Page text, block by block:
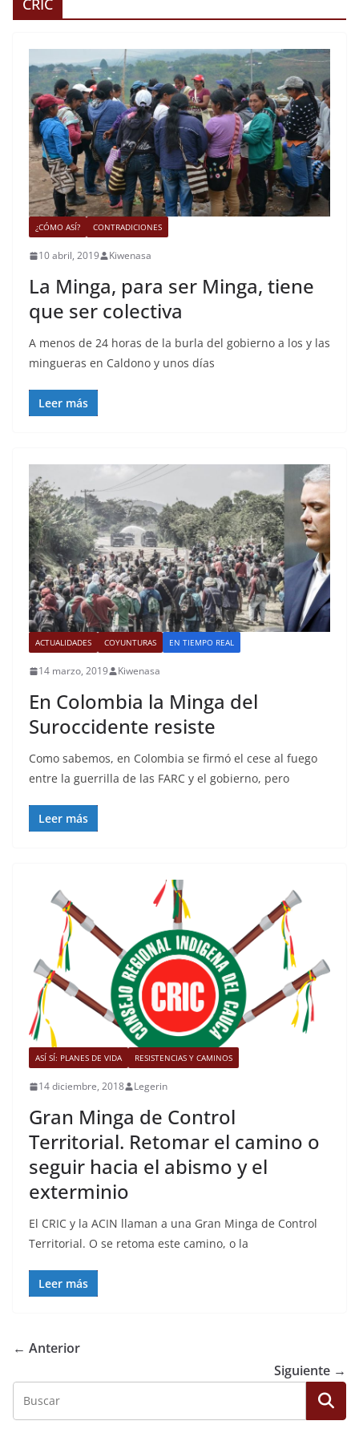
CRIC
¿CÓMO ASÍ? CONTRADICIONES
10 abril, 2019 Kiwenasa
La Minga, para ser Minga, tiene
que ser colectiva
A menos de 24 horas de la burla del gobierno a los y las
mingueras en Caldono y unos días
Leer más
ACTUALIDADES COYUNTURAS EN TIEMPO REAL
14 marzo, 2019 Kiwenasa
En Colombia la Minga del
Suroccidente resiste
Como sabemos, en Colombia se firmó el cese al fuego
entre la guerrilla de las FARC y el gobierno, pero
Leer más
ASÍ SÍ: PLANES DE VIDA RESISTENCIAS Y CAMINOS
14 diciembre, 2018 Legerin
Gran Minga de Control
Territorial. Retomar el camino o
seguir hacia el abismo y el
exterminio
El CRIC y la ACIN llaman a una Gran Minga de Control
Territorial. O se retoma este camino, o la
Leer más
← Anterior
Siguiente →